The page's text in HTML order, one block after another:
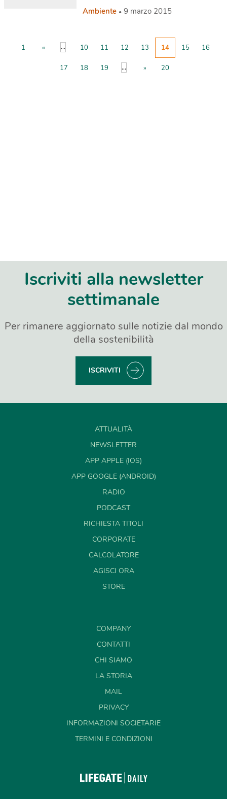
Ambiente 9 marzo 2015
1 « ... 10 11 12 13 14 15 16
17 18 19 ... » 20
Iscriviti alla newsletter
settimanale
Per rimanere aggiornato sulle notizie dal mondo
della sostenibilità
ISCRIVITI
ATTUALITÀ
NEWSLETTER
APP APPLE (IOS)
APP GOOGLE (ANDROID)
RADIO
PODCAST
RICHIESTA TITOLI
CORPORATE
CALCOLATORE
AGISCI ORA
STORE
COMPANY
CONTATTI
CHI SIAMO
LA STORIA
MAIL
PRIVACY
INFORMAZIONI SOCIETARIE
TERMINI E CONDIZIONI